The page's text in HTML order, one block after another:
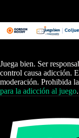
Juega bien. Ser
control causa adicción.
moderación. Prohibida
para la adicción al juego.